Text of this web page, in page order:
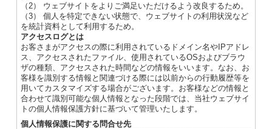
（2） ウェブサイトをよりご満足いただけるよう改良するため。
（3） 個人を特定できない状態で、ウェブサイトの利用状況など
を統計資料として利用するため。
アクセスログとは
お客さまがアクセスの際に利用されているドメイン名やIPアドレ
ス、アクセスされたファイル、使用されているOSおよびブラウ
ザの種類、アクセスされた時間などの情報をいいます。なお、お
客様を識別する情報と関連づける際には以前からの行動履歴等を
用いてカスタマイズする場合がございます。お客様などの情報と
合わせて識別可能な個人情報となった段階では、当社ウェブサイ
トの個人情報保護方針に基づいて管理いたします。
個人情報保護に関する問合せ先